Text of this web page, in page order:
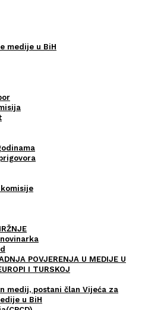
medije u BiH
POVJERENJA U MEDIJE U
I TURSKOJ
medij, postani član Vijeća za
u BiH